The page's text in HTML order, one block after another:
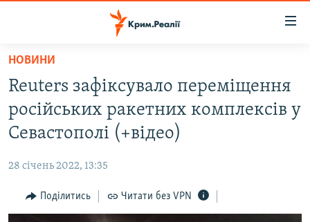
Перейти
основного
матеріалу
Перейти
до
основної
Перейти
до
ВІДЕО ТА ФОТО
БЛОГИ
ПОГЛЯД
НОВИНИ
Reuters зафіксувало переміщення
російських ракетних комплексів у
Севастополі (+відео)
28 січень 2022, 13:35
Поділитись Читати без VPN